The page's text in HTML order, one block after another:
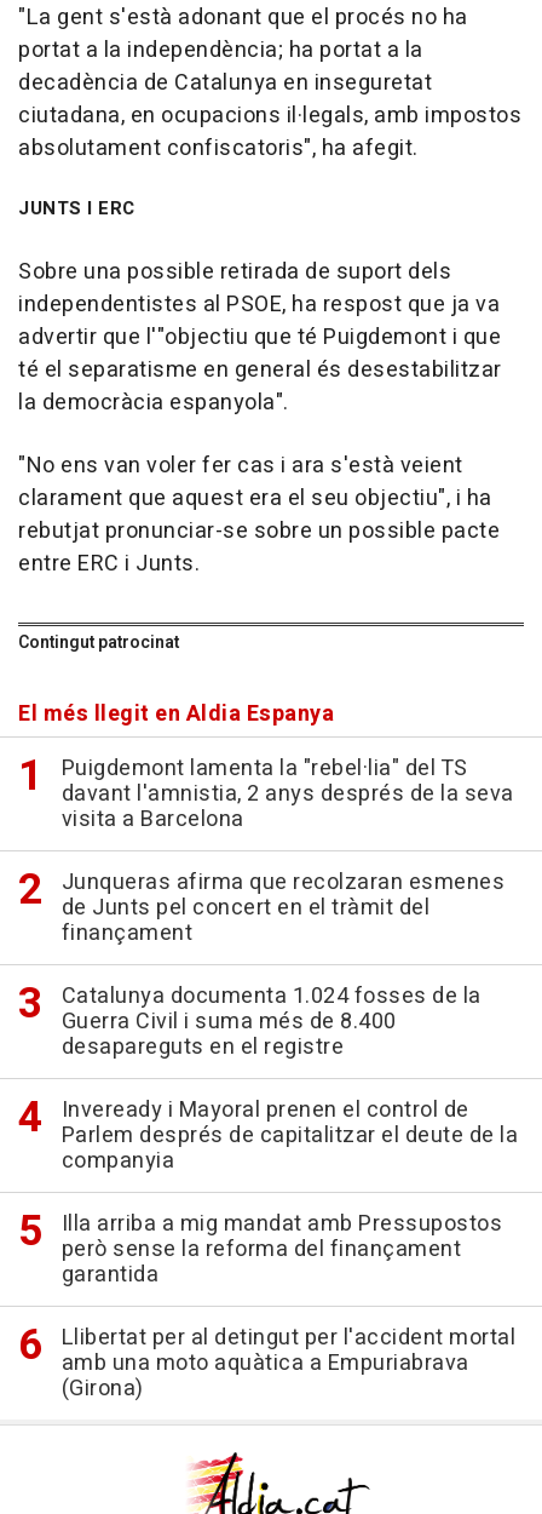
"La gent s'està adonant que el procés no ha
portat a la independència; ha portat a la
decadència de Catalunya en inseguretat
ciutadana, en ocupacions il·legals, amb impostos
absolutament confiscatoris", ha afegit.
JUNTS I ERC
Sobre una possible retirada de suport dels
independentistes al PSOE, ha respost que ja va
advertir que l'"objectiu que té Puigdemont i que
té el separatisme en general és desestabilitzar
la democràcia espanyola".
"No ens van voler fer cas i ara s'està veient
clarament que aquest era el seu objectiu", i ha
rebutjat pronunciar-se sobre un possible pacte
entre ERC i Junts.
Contingut patrocinat
El més llegit en Aldia Espanya
Puigdemont lamenta la "rebel·lia" del TS
davant l'amnistia, 2 anys després de la seva
visita a Barcelona
Junqueras afirma que recolzaran esmenes
de Junts pel concert en el tràmit del
finançament
Catalunya documenta 1.024 fosses de la
Guerra Civil i suma més de 8.400
desapareguts en el registre
Inveready i Mayoral prenen el control de
Parlem després de capitalitzar el deute de la
companyia
Illa arriba a mig mandat amb Pressupostos
però sense la reforma del finançament
garantida
Llibertat per al detingut per l'accident mortal
amb una moto aquàtica a Empuriabrava
(Girona)